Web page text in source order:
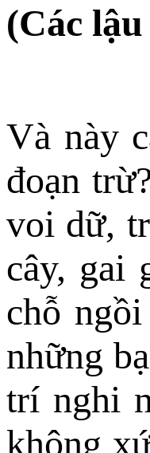
(Các
Và này
đoạn
voi dữ,
cây, gai
chỗ
những
trí nghi
không